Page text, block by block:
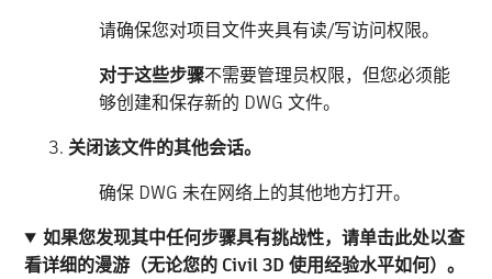
请确保您对项目文件夹具有读/写访问权限。
对于这些步骤不需要管理员权限，但您必须能
够创建和保存新的 DWG 文件。
关闭该文件的其他会话。
确保 DWG 未在网络上的其他地方打开。
如果您发现其中任何步骤具有挑战性，请单击此处以查
看详细的漫游（无论您的 Civil 3D 使用经验水平如何）。